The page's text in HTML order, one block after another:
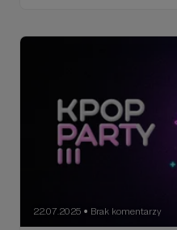
22.07.2025 ● Brak komentarzy